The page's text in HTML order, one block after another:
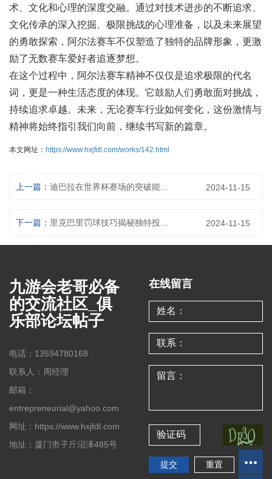
术、文化和心理的深度交融。通过对技术进步的不断追求、
文化传承的深入挖掘、极限挑战的心理准备，以及未来展望
的勇敢探索，阿尔法赛车不仅塑造了独特的品牌形象，更激
励了无数赛车爱好者追逐梦想。
在这个过程中，阿尔法赛车精神不仅仅是追求极限的代名
词，更是一种生活态度的体现。它鼓励人们勇敢面对挑战，
持续追求卓越。未来，无论赛车行业如何变化，这份激情与
精神将始终指引我们向前，继续书写新的篇章。
本文网址： https://www.hxjfdl.com/works/142.html
上一篇： 2024-11-15
下一篇： 2024-11-15
九游会老哥必备
的交流社区_俱
乐部论坛帖子
电话：13594780168
联系人：周经理
邮箱：
entrepreneurial@yahoo.com
网址：https://www.hxjfdl.com
地址：厦门市子斤沼泽485号
在线留言